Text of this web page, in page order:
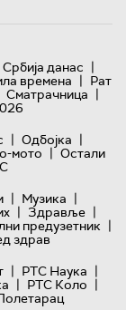
Србија данас |
времена | Рат
Сматрачница |
| Одбојка |
мото | Остали
| Музика |
| Здравље |
предузетник |
здрав
| РТС Наука |
| РТС Коло |